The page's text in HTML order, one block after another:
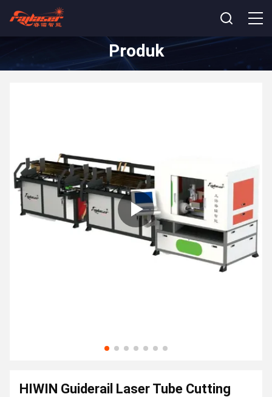
Produk
HIWIN Guiderail Laser Tube Cutting